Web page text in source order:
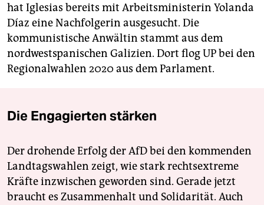
hat Iglesias bereits mit Arbeitsministerin Yolanda
Díaz eine Nachfolgerin ausgesucht. Die
kommunistische Anwältin stammt aus dem
nordwestspanischen Galizien. Dort flog UP bei den
Regionalwahlen 2020 aus dem Parlament.
Die Engagierten stärken
Der drohende Erfolg der AfD bei den kommenden
Landtagswahlen zeigt, wie stark rechtsextreme
Kräfte inzwischen geworden sind. Gerade jetzt
braucht es Zusammenhalt und Solidarität. Auch